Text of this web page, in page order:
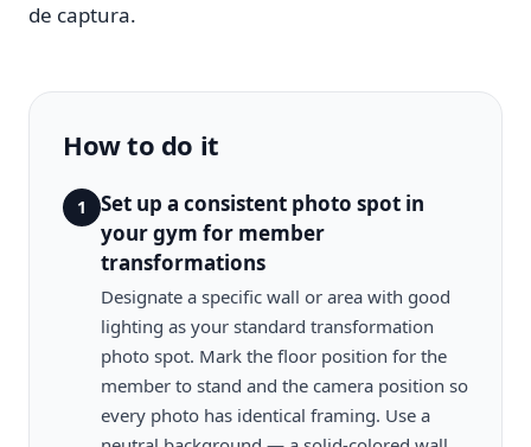
de captura.
How to do it
1
Set up a consistent photo spot in
your gym for member
transformations
Designate a specific wall or area with good
lighting as your standard transformation
photo spot. Mark the floor position for the
member to stand and the camera position so
every photo has identical framing. Use a